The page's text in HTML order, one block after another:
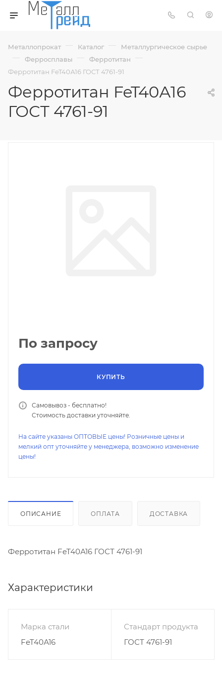
Металлопрокат — Каталог — Металлургическое сырье
— Ферросплавы — Ферротитан —
Ферротитан FeT40А16 ГОСТ 4761-91
Ферротитан FeT40А16
ГОСТ 4761-91
По запросу
КУПИТЬ
Самовывоз - бесплатно!
Стоимость доставки уточняйте.
На сайте указаны ОПТОВЫЕ цены! Розничные цены и
мелкий опт уточняйте у менеджера, возможно изменение
цены!
ОПИСАНИЕ ОПЛАТА ДОСТАВКА
Ферротитан FeT40А16 ГОСТ 4761-91
Характеристики
Марка стали
FeT40А16
Стандарт продукта
ГОСТ 4761-91